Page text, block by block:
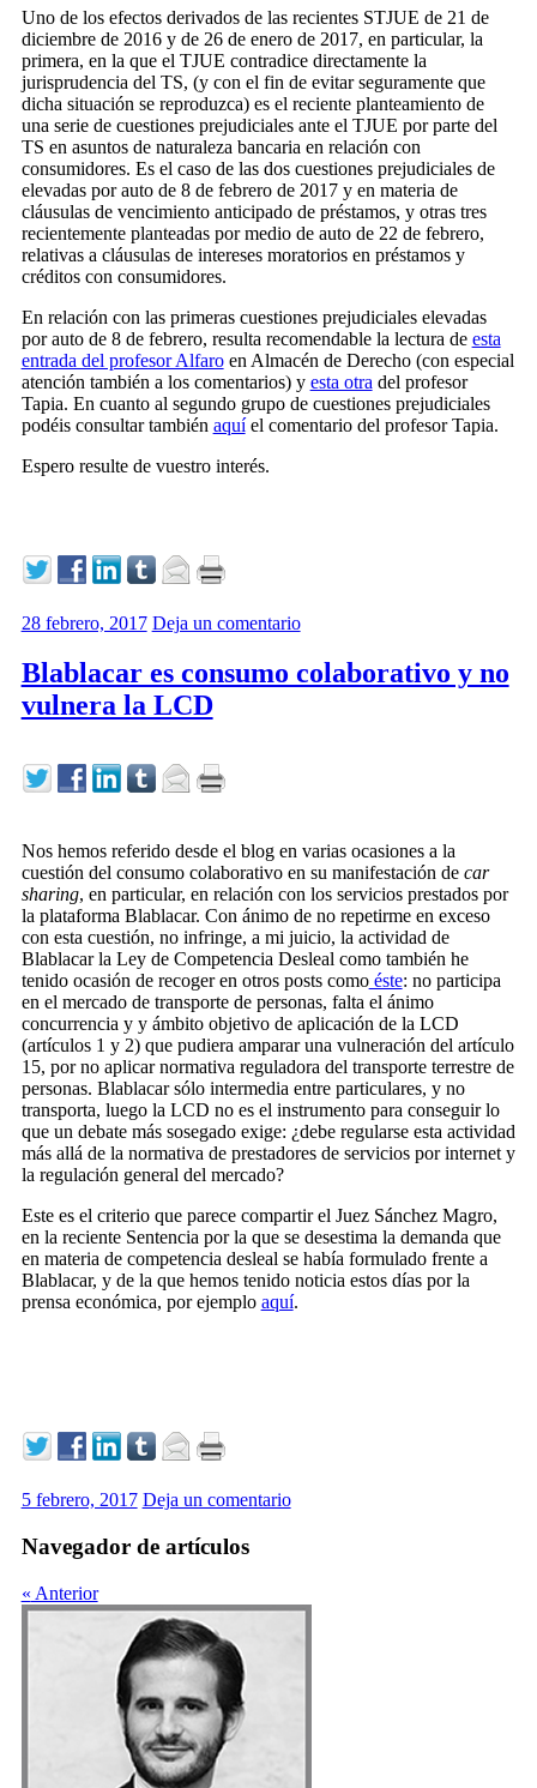
Uno de los efectos derivados de las recientes STJUE de 21 de
diciembre de 2016 y de 26 de enero de 2017, en particular, la
primera, en la que el TJUE contradice directamente la
jurisprudencia del TS, (y con el fin de evitar seguramente que
dicha situación se reproduzca) es el reciente planteamiento de
una serie de cuestiones prejudiciales ante el TJUE por parte del
TS en asuntos de naturaleza bancaria en relación con
consumidores. Es el caso de las dos cuestiones prejudiciales de
elevadas por auto de 8 de febrero de 2017 y en materia de
cláusulas de vencimiento anticipado de préstamos, y otras tres
recientemente planteadas por medio de auto de 22 de febrero,
relativas a cláusulas de intereses moratorios en préstamos y
créditos con consumidores.
En relación con las primeras cuestiones prejudiciales elevadas
por auto de 8 de febrero, resulta recomendable la lectura de esta
entrada del profesor Alfaroen Almacén de Derecho (con especial
atención también a los comentarios) y esta otra del profesor
Tapia. En cuanto al segundo grupo de cuestiones prejudiciales
podéis consultar también aquíel comentario del profesor Tapia.
Espero resulte de vuestro interés.
28 febrero, 2017 Deja un comentario
Blablacar es consumo colaborativo y no
vulnera la LCD
Nos hemos referido desde el blog en varias ocasiones a la
cuestión del consumo colaborativo en su manifestación de car
sharing, en particular, en relación con los servicios prestados por
la plataforma Blablacar. Con ánimo de no repetirme en exceso
con esta cuestión, no infringe, a mi juicio, la actividad de
Blablacar la Ley de Competencia Desleal como también he
tenido ocasión de recoger en otros posts comoéste: no participa
en el mercado de transporte de personas, falta el ánimo
concurrencia y y ámbito objetivo de aplicación de la LCD
(artículos 1 y 2) que pudiera amparar una vulneración del artículo
15, por no aplicar normativa reguladora del transporte terrestre de
personas. Blablacar sólo intermedia entre particulares, y no
transporta, luego la LCD no es el instrumento para conseguir lo
que un debate más sosegado exige: ¿debe regularse esta actividad
más allá de la normativa de prestadores de servicios por internet y
la regulación general del mercado?
Este es el criterio que parece compartir el Juez Sánchez Magro,
en la reciente Sentencia por la que se desestima la demanda que
en materia de competencia desleal se había formulado frente a
Blablacar, y de la que hemos tenido noticia estos días por la
prensa económica, por ejemplo aquí.
5 febrero, 2017 Deja un comentario
Navegador de artículos
« Anterior